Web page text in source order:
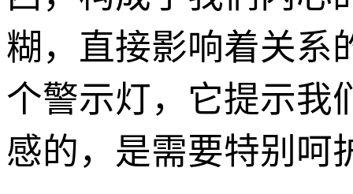
糊，直接影响着关系
个警示灯，它提示我
感的，是需要特别呵